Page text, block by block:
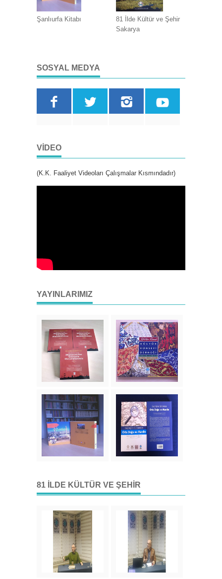
Şanlıurfa Kitabı
81 İlde Kültür ve Şehir
Sakarya
SOSYAL MEDYA
VIDEO
(K.K. Faaliyet Videoları Çalışmalar Kısmındadır)
YAYINLARIMIZ
81 İLDE KÜLTÜR VE ŞEHIR